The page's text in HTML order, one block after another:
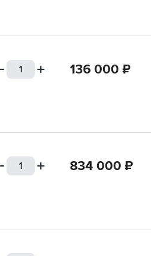
136 000 ₽
834 000 ₽